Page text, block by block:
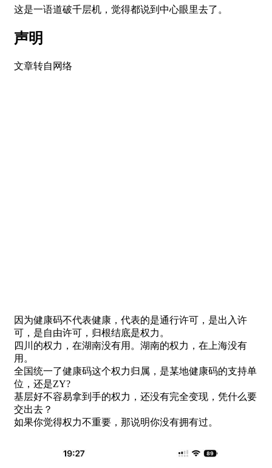
这是一语道破千层机，觉得都说到中心眼里去了。
声明
文章转自网络
因为健康码不代表健康，代表的是通行许可，是出入许
可，是自由许可，归根结底是权力。
四川的权力，在湖南没有用。湖南的权力，在上海没有
用。
全国统一了健康码这个权力归属，是某地健康码的支持单
位，还是ZY?
基层好不容易拿到手的权力，还没有完全变现，凭什么要
交出去？
如果你觉得权力不重要，那说明你没有拥有过。